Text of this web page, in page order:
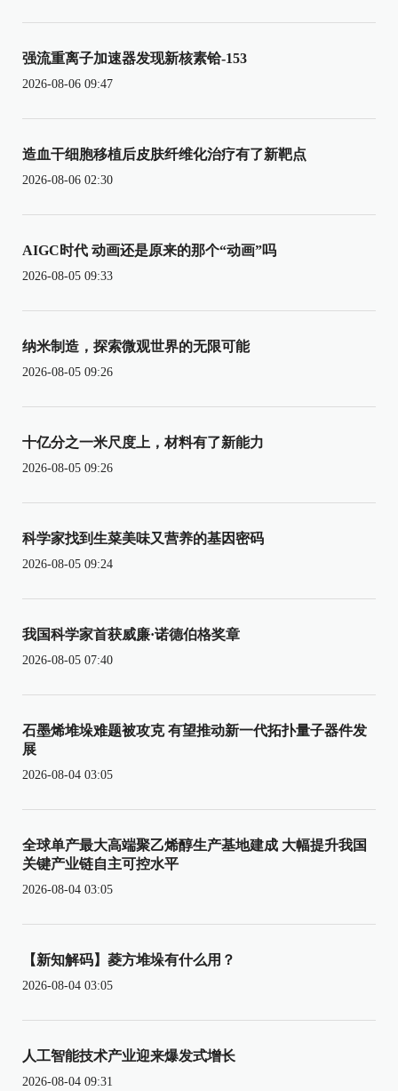
强流重离子加速器发现新核素铪-153
2026-08-06 09:47
造血干细胞移植后皮肤纤维化治疗有了新靶点
2026-08-06 02:30
AIGC时代 动画还是原来的那个“动画”吗
2026-08-05 09:33
纳米制造，探索微观世界的无限可能
2026-08-05 09:26
十亿分之一米尺度上，材料有了新能力
2026-08-05 09:26
科学家找到生菜美味又营养的基因密码
2026-08-05 09:24
我国科学家首获威廉·诺德伯格奖章
2026-08-05 07:40
石墨烯堆垛难题被攻克 有望推动新一代拓扑量子器件发
展
2026-08-04 03:05
全球单产最大高端聚乙烯醇生产基地建成 大幅提升我国
关键产业链自主可控水平
2026-08-04 03:05
【新知解码】菱方堆垛有什么用？
2026-08-04 03:05
人工智能技术产业迎来爆发式增长
2026-08-04 09:31